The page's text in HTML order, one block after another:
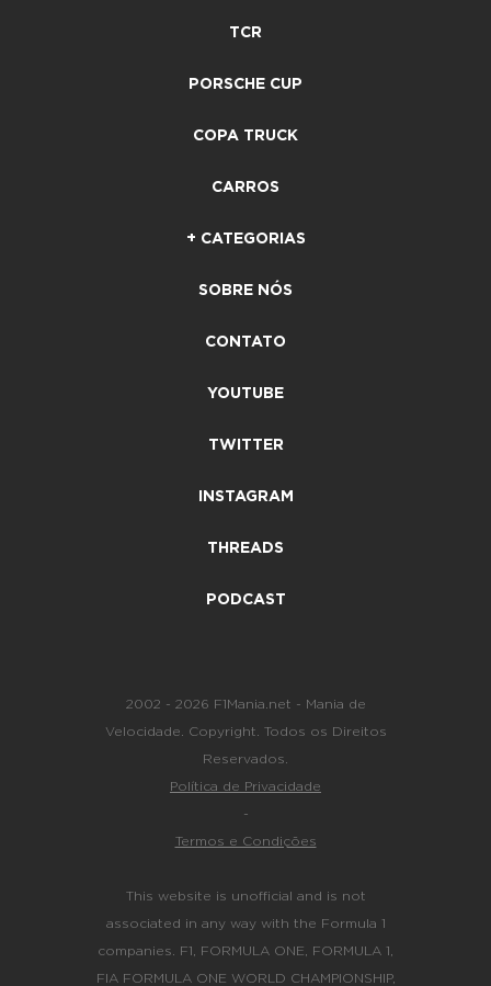
TCR
PORSCHE CUP
COPA TRUCK
CARROS
+ CATEGORIAS
SOBRE NÓS
CONTATO
YOUTUBE
TWITTER
INSTAGRAM
THREADS
PODCAST
2002 - 2026 F1Mania.net - Mania de
Velocidade. Copyright. Todos os Direitos
Reservados.
Política de Privacidade
-
Termos e Condições
This website is unofficial and is not
associated in any way with the Formula 1
companies. F1, FORMULA ONE, FORMULA 1,
FIA FORMULA ONE WORLD CHAMPIONSHIP,